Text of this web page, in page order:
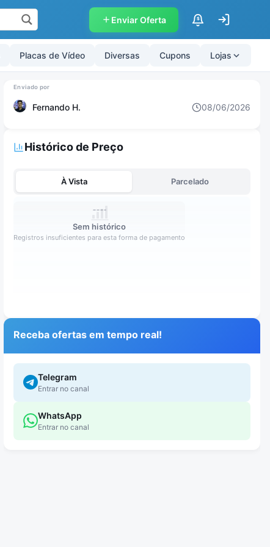
Enviar Oferta $
Placas de Vídeo Diversas Cupons Lojas
Fernando H. 08/06/2026
Histórico de Preço
À Vista Parcelado
Sem histórico
Registros insuficientes para esta forma de pagamento
Receba ofertas em tempo real!
Telegram
Entrar no canal
WhatsApp
Entrar no canal